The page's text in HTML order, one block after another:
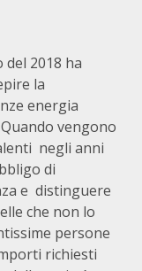
2018 ha
la
energia
vengono
negli anni
di
e distinguere
che non lo
persone
richiesti